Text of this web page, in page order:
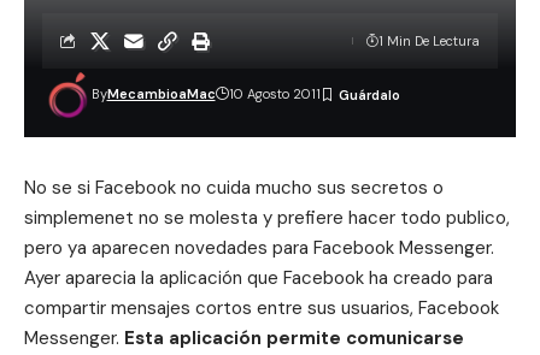
ByMecambioaMac 10 Agosto 2011
1 Min De Lectura
No se si Facebook no cuida mucho sus secretos o
simplemenet no se molesta y prefiere hacer todo publico,
pero ya aparecen novedades para Facebook Messenger.
Ayer aparecia la aplicación que Facebook ha creado para
compartir mensajes cortos entre sus usuarios, Facebook
Messenger. Esta aplicación permite comunicarse